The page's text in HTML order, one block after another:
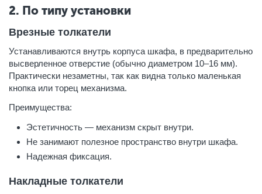
2. По типу установки
Врезные толкатели
Устанавливаются внутрь корпуса шкафа, в предварительно
высверленное отверстие (обычно диаметром 10–16 мм).
Практически незаметны, так как видна только маленькая
кнопка или торец механизма.
Преимущества:
Эстетичность — механизм скрыт внутри.
Не занимают полезное пространство внутри шкафа.
Надежная фиксация.
Накладные толкатели